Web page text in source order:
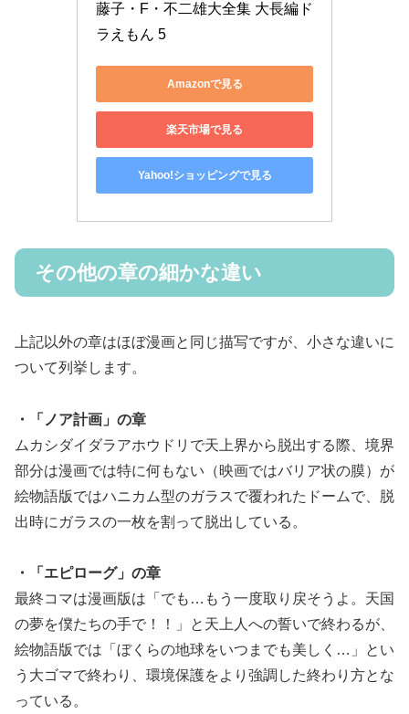
藤子・F・不二雄大全集 大長編ド
ラえもん 5
Amazonで見る
楽天市場で見る
Yahoo!ショッピングで見る
その他の章の細かな違い
上記以外の章はほぼ漫画と同じ描写ですが、小さな違いに
ついて列挙します。
・「ノア計画」の章
ムカシダイダラアホウドリで天上界から脱出する際、境界
部分は漫画では特に何もない（映画ではバリア状の膜）が
絵物語版ではハニカム型のガラスで覆われたドームで、脱
出時にガラスの一枚を割って脱出している。
・「エピローグ」の章
最終コマは漫画版は「でも…もう一度取り戻そうよ。天国
の夢を僕たちの手で！！」と天上人への誓いで終わるが、
絵物語版では「ぼくらの地球をいつまでも美しく…」とい
う大ゴマで終わり、環境保護をより強調した終わり方とな
っている。